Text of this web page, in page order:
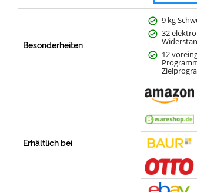
Besonderheiten
9 kg
32
12
Erhältlich bei